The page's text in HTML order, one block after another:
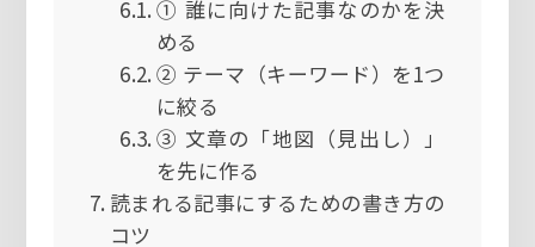
① 誰に向けた記事なのかを決
める
② テーマ（キーワード）を1つ
に絞る
③ 文章の「地図（見出し）」
を先に作る
読まれる記事にするための書き方の
コツ